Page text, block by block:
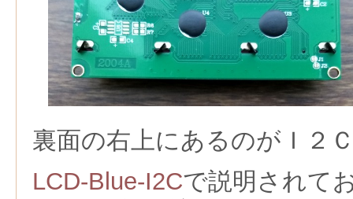
裏面の右上にあるのがＩ２
LCD-Blue-I2Cで説明されて